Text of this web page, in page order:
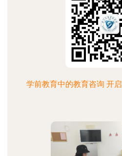
学前教育中的教育咨询 开